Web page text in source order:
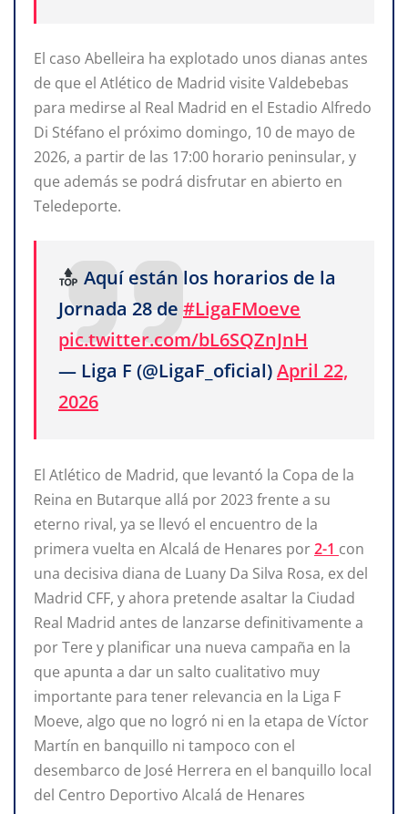
El caso Abelleira ha explotado unos dianas antes
de que el Atlético de Madrid visite Valdebebas
para medirse al Real Madrid en el Estadio Alfredo
Di Stéfano el próximo domingo, 10 de mayo de
2026, a partir de las 17:00 horario peninsular, y
que además se podrá disfrutar en abierto en
Teledeporte.
Aquí están los horarios de la
Jornada 28 de #LigaFMoeve
pic.twitter.com/bL6SQZnJnH
— Liga F (@LigaF_oficial)April 22,
2026
El Atlético de Madrid, que levantó la Copa de la
Reina en Butarque allá por 2023 frente a su
eterno rival, ya se llevó el encuentro de la
primera vuelta en Alcalá de Henares por2-1 con
una decisiva diana de Luany Da Silva Rosa, ex del
Madrid CFF, y ahora pretende asaltar la Ciudad
Real Madrid antes de lanzarse definitivamente a
por Tere y planificar una nueva campaña en la
que apunta a dar un salto cualitativo muy
importante para tener relevancia en la Liga F
Moeve, algo que no logró ni en la etapa de Víctor
Martín en banquillo ni tampoco con el
desembarco de José Herrera en el banquillo local
del Centro Deportivo Alcalá de Henares